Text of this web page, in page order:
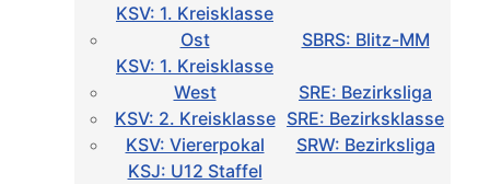
KSV: 1. Kreisklasse
Ost
SBRS: Blitz-MM
KSV: 1. Kreisklasse
West
SRE: Bezirksliga
KSV: 2. Kreisklasse SRE: Bezirksklasse
KSV: Viererpokal
SRW: Bezirksliga
KSJ: U12 Staffel